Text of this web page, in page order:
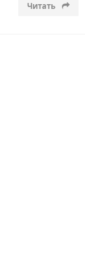
Читать